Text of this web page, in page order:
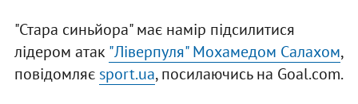
"Стара синьйора" має намір підсилитися
лідером атак "Ліверпуля" Мохамедом Салахом,
повідомляє sport.ua, посилаючись на Goal.com.